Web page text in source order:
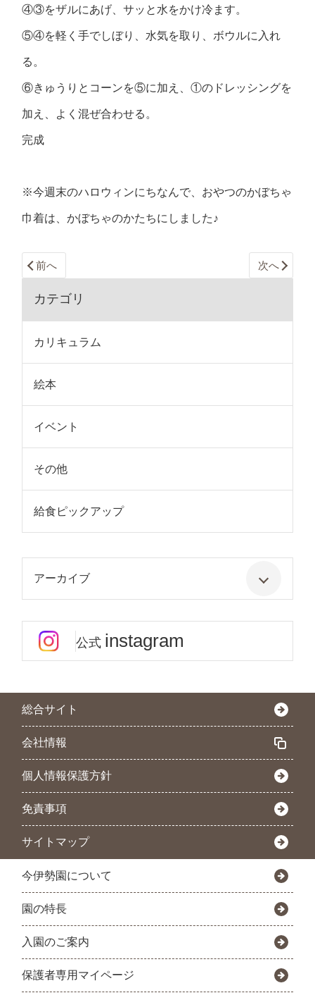
④③をザルにあげ、サッと水をかけ冷ます。
⑤④を軽く手でしぼり、水気を取り、ボウルに入れ
る。
⑥きゅうりとコーンを⑤に加え、①のドレッシングを
加え、よく混ぜ合わせる。
完成
※今週末のハロウィンにちなんで、おやつのかぼちゃ
巾着は、かぼちゃのかたちにしました♪
前へ 次へ
カテゴリ
カリキュラム
絵本
イベント
その他
給食ピックアップ
アーカイブ
公式 instagram
総合サイト
会社情報
個人情報保護方針
免責事項
サイトマップ
今伊勢園について
園の特長
入園のご案内
保護者専用マイページ